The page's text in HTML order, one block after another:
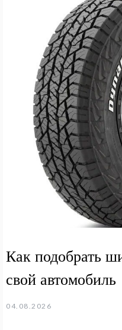
Как подобрать
свой автомобиль
04.08.2026